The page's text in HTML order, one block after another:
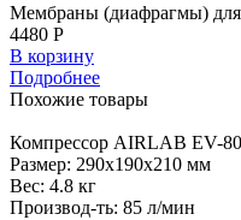
Мембраны (диафрагмы)
4480 Р
В корзину
Подробнее
Похожие товары
Компрессор AIRLAB EV-80
Размер: 290x190x210 мм
Вес: 4.8 кг
Производ-ть: 85 л/мин